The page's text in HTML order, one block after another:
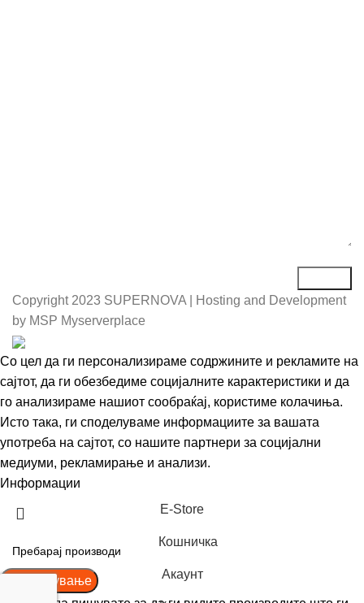
Copyright 2023 SUPERNOVA | Hosting and Development
by MSP Myserverplace
Со цел да ги персонализираме содржините и рекламите на
сајтот, да ги обезбедиме социјалните карактеристики и да
го анализираме нашиот сообраќај, користиме колачиња.
Исто така, ги споделуваме информациите за вашата
употреба на сајтот, со нашите партнери за социјални
медиуми, рекламирање и анализи.
Информации
Пребарување
Е-Store
Кошничка
Акаунт